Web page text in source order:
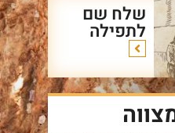
שלח שם
לתפילה